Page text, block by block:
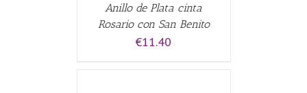
Anillo de Plata cinta
Rosario con San Benito
€11.40